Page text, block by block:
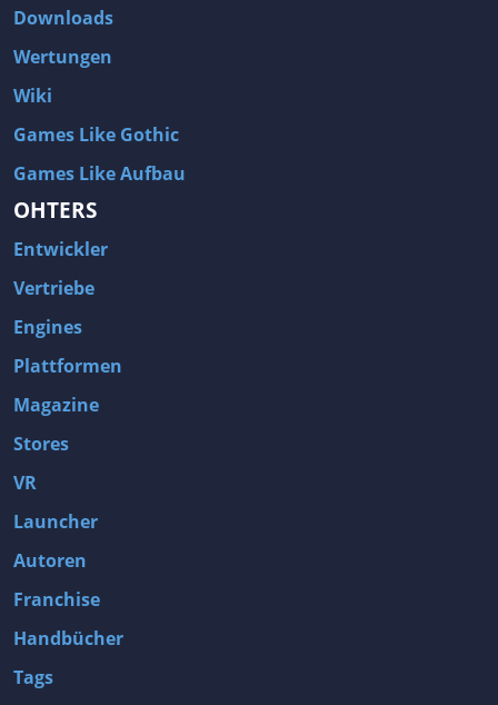
Downloads
Wertungen
Wiki
Games Like Gothic
Games Like Aufbau
OHTERS
Entwickler
Vertriebe
Engines
Plattformen
Magazine
Stores
VR
Launcher
Autoren
Franchise
Handbücher
Tags